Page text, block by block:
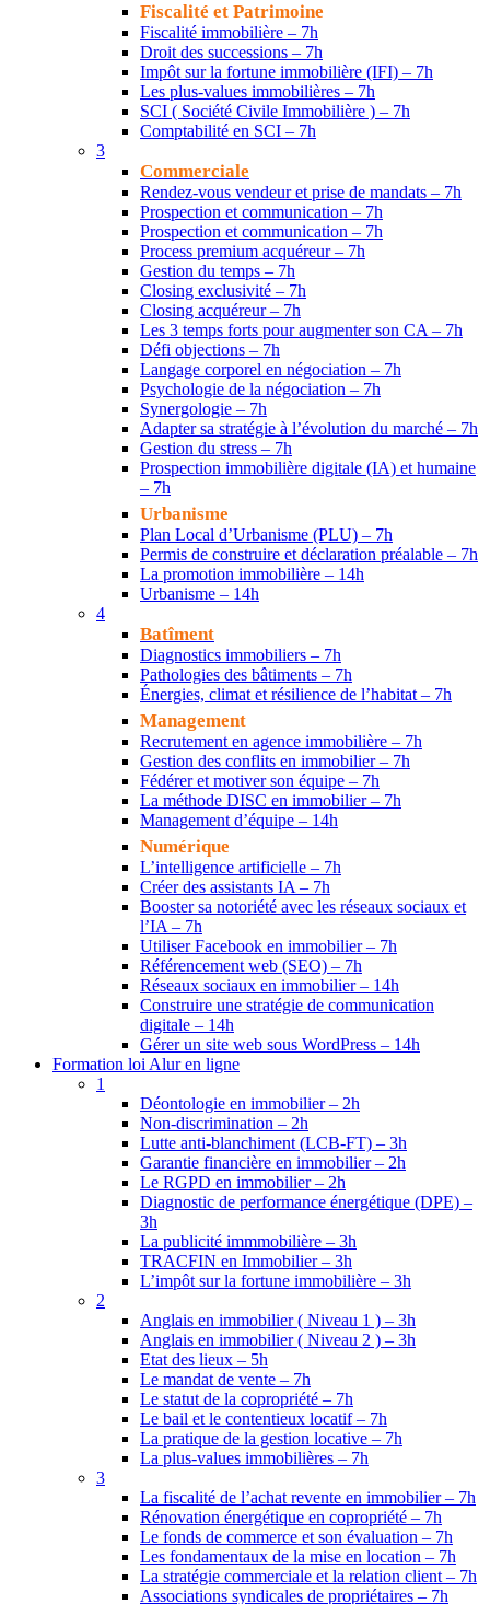
Fiscalité et Patrimoine
Fiscalité immobilière – 7h
Droit des successions – 7h
Impôt sur la fortune immobilière (IFI) – 7h
Les plus-values immobilières – 7h
SCI ( Société Civile Immobilière ) – 7h
Comptabilité en SCI – 7h
3
Commerciale
Rendez-vous vendeur et prise de mandats – 7h
Prospection et communication – 7h
Prospection et communication – 7h
Process premium acquéreur – 7h
Gestion du temps – 7h
Closing exclusivité – 7h
Closing acquéreur – 7h
Les 3 temps forts pour augmenter son CA – 7h
Défi objections – 7h
Langage corporel en négociation – 7h
Psychologie de la négociation – 7h
Synergologie – 7h
Adapter sa stratégie à l’évolution du marché – 7h
Gestion du stress – 7h
Prospection immobilière digitale (IA) et humaine
– 7h
Urbanisme
Plan Local d’Urbanisme (PLU) – 7h
Permis de construire et déclaration préalable – 7h
La promotion immobilière – 14h
Urbanisme – 14h
4
Batîment
Diagnostics immobiliers – 7h
Pathologies des bâtiments – 7h
Énergies, climat et résilience de l’habitat – 7h
Management
Recrutement en agence immobilière – 7h
Gestion des conflits en immobilier – 7h
Fédérer et motiver son équipe – 7h
La méthode DISC en immobilier – 7h
Management d’équipe – 14h
Numérique
L’intelligence artificielle – 7h
Créer des assistants IA – 7h
Booster sa notoriété avec les réseaux sociaux et
l’IA – 7h
Utiliser Facebook en immobilier – 7h
Référencement web (SEO) – 7h
Réseaux sociaux en immobilier – 14h
Construire une stratégie de communication
digitale – 14h
Gérer un site web sous WordPress – 14h
Formation loi Alur en ligne
1
Déontologie en immobilier – 2h
Non-discrimination – 2h
Lutte anti-blanchiment (LCB-FT) – 3h
Garantie financière en immobilier – 2h
Le RGPD en immobilier – 2h
Diagnostic de performance énergétique (DPE) –
3h
La publicité immmobilière – 3h
TRACFIN en Immobilier – 3h
L’impôt sur la fortune immobilière – 3h
2
Anglais en immobilier ( Niveau 1 ) – 3h
Anglais en immobilier ( Niveau 2 ) – 3h
Etat des lieux – 5h
Le mandat de vente – 7h
Le statut de la copropriété – 7h
Le bail et le contentieux locatif – 7h
La pratique de la gestion locative – 7h
La plus-values immobilières – 7h
3
La fiscalité de l’achat revente en immobilier – 7h
Rénovation énergétique en copropriété – 7h
Le fonds de commerce et son évaluation – 7h
Les fondamentaux de la mise en location – 7h
La stratégie commerciale et la relation client – 7h
Associations syndicales de propriétaires – 7h